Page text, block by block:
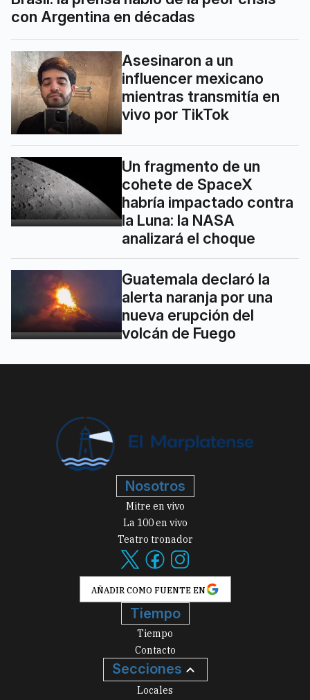
con Argentina en décadas
Asesinaron a un
influencer mexicano
mientras transmitía en
vivo por TikTok
Un fragmento de un
cohete de SpaceX
habría impactado contra
la Luna: la NASA
analizará el choque
Guatemala declaró la
alerta naranja por una
nueva erupción del
volcán de Fuego
Nosotros
Mitre en vivo
La 100 en vivo
Teatro tronador
AÑADIR COMO FUENTE EN
Tiempo
Tiempo
Contacto
Secciones
Locales